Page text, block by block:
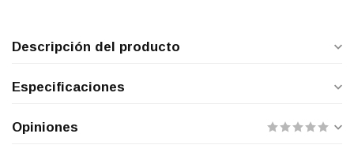
Descripción del producto
Especificaciones
Opiniones